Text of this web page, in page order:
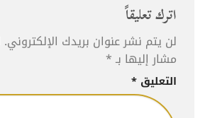
اترك تعليقاً
لن يتم نشر عنوان بريدك الإلكتروني.
مشار إليها بـ*
التعليق *